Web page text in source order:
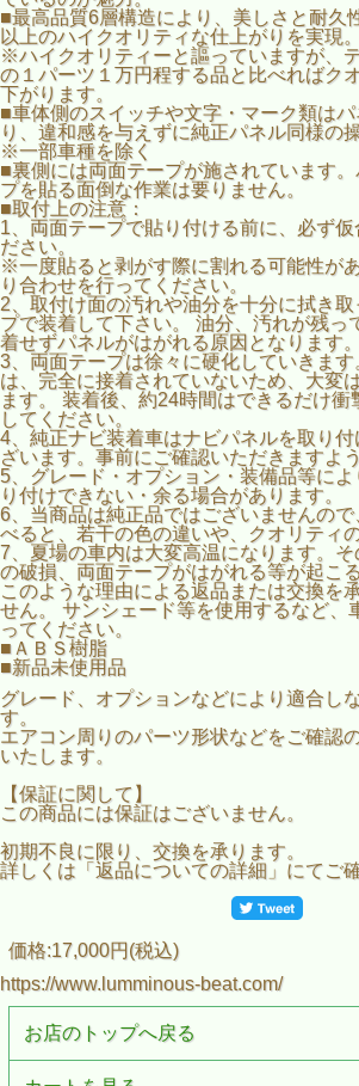
■適合車種:ゼストJE1/JE2
■適合年式：H18/3～H24/6
■ＡＢＳ樹脂
■新品未使用品
■高級感を底上げしてくれるインテリア
オリティはもちろん、耐久性が高く、フ
優れているのが魅力。
■最高品質6層構造により、美しさと耐
格以上のハイクオリティな仕上がりを実
※１パーツ１万円程する純正品と比べる
あります。
■車体側のスイッチや文字・マーク類は
おり、違和感を与えずに純正パネル同様
※一部車種を除く
■裏側には両面テープが施されています
ープを貼る面倒な作業は要りません。
■最高品質6層構造により、美しさと耐久
以上のハイクオリティな仕上がりを実現。
※ハイクオリティーと謳っていますが、
の１パーツ１万円程する品と比べればク
下がります。
■車体側のスイッチや文字・マーク類は
り、違和感を与えずに純正パネル同様の
※一部車種を除く
■裏側には両面テープが施されています
プを貼る面倒な作業は要りません。
■取付上の注意：
1、両面テープで貼り付ける前に、必ず仮
ださい。
※一度貼ると剥がす際に割れる可能性が
り合わせを行ってください。
2、取付け面の汚れや油分を十分に拭き
プで装着して下さい。 油分、汚れが残っ
着せずパネルがはがれる原因となります。
3、両面テープは徐々に硬化していきま
は、完全に接着されていないため、大変
ます。 装着後、約24時間はできるだけ衝
してください。
4、純正ナビ装着車はナビパネルを取り
ざいます。事前にご確認いただきますよ
5、グレード・オプション・装備品等に
り付けできない・余る場合があります。
6、当商品は純正品ではございませんの
べると、若干の色の違いや、クオリティ
7、夏場の車内は大変高温になります。
の破損、両面テープがはがれる等が起こ
このような理由による返品または交換を
せん。 サンシェード等を使用するなど、
ってください。
■ＡＢＳ樹脂
■新品未使用品
グレード、オプションなどにより適合し
す。
エアコン周りのパーツ形状などをご確認
いたします。
【保証に関して】
この商品には保証はございません。
初期不良に限り、交換を承ります。
詳しくは「返品についての詳細」にてご
価格:17,000円(税込)
https://www.lumminous-beat.com/
お店のトップへ戻る